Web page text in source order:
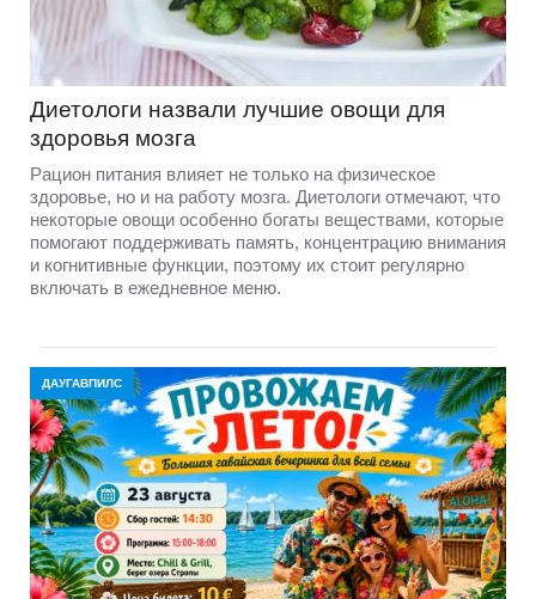
Диетологи назвали лучшие овощи для
здоровья мозга
Рацион питания влияет не только на физическое
здоровье, но и на работу мозга. Диетологи отмечают, что
некоторые овощи особенно богаты веществами, которые
помогают поддерживать память, концентрацию внимания
и когнитивные функции, поэтому их стоит регулярно
включать в ежедневное меню.
ДАУГАВПИЛС